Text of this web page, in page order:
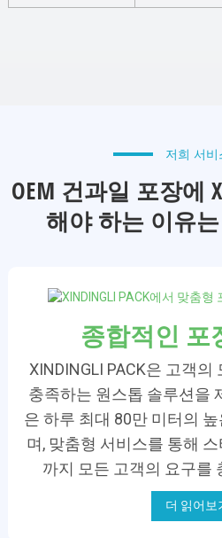
저희 서비
OEM 건과일 포장에
해야 하는 이유
종합적인 포
XINDINGLI PACK은 고객
충족하는 원스톱 솔루션을
은 하루 최대 80만 미터의
며, 맞춤형 서비스를 통해
까지 모든 고객의 요구를
더 읽어보